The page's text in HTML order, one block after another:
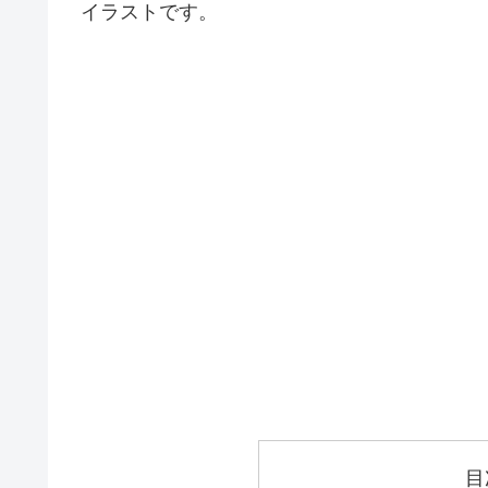
イラストです。